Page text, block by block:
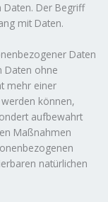
Der Begriff
mit Daten.
Daten
Daten ohne
mehr einer
können,
aufbewahrt
Maßnahmen
natürlichen